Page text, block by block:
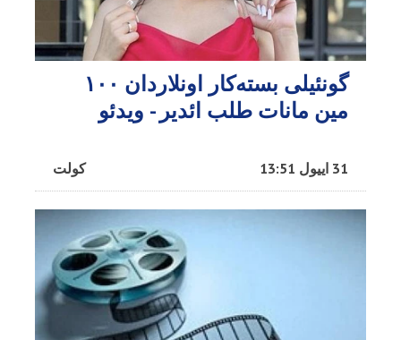
گونئیلی بسته‌کار اونلاردان ۱۰۰
مین مانات طلب ائدیر - ویدئو
کولت 31 اییول 13:51